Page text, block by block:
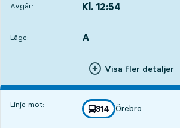
Avgår: Kl. 12:54
Läge:
LÄGE, A
,
Visa fler detaljer
Linje mot: linje
314
mot
Örebro
,